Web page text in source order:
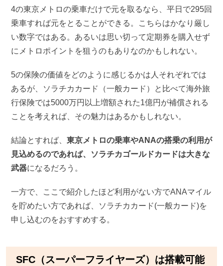
4の東京メトロの乗車だけで元を取るなら、平日で295回
乗車すれば元をとることができる。こちらはかなり厳し
い数字ではある。あるいは思い切って定期券を購入せず
にメトロポイントを狙うのもありなのかもしれない。
5の保険の価値をどのように感じるかは人それぞれでは
あるが、ソラチカカード（一般カード）と比べて海外旅
行保険では5000万円以上増額された1億円が補償される
ことを考えれば、その魅力はあるかもしれない。
結論とすれば、 東京メトロの乗車やANAの搭乗の利用が
見込めるのであれば、ソラチカゴールドカードは大きな
武器になるだろう。
一方で、ここで紹介したほど利用がない方でANAマイル
を貯めたい方であれば、ソラチカカード(一般カード)を
申し込むのをおすすめする。
SFC（スーパーフライヤーズ）は搭載可能